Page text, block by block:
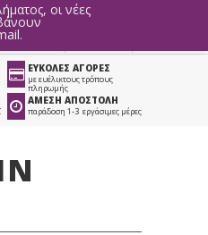
οι νέες
Νύχια
ΕΥΚΟΛΕΣ ΑΓΟΡΕΣ
με ευέλικτους τρόπους
πληρωμής
ΑΜΕΣΗ ΑΠΟΣΤΟΛΗ
παράδοση 1-3 εργάσιμες μέρες